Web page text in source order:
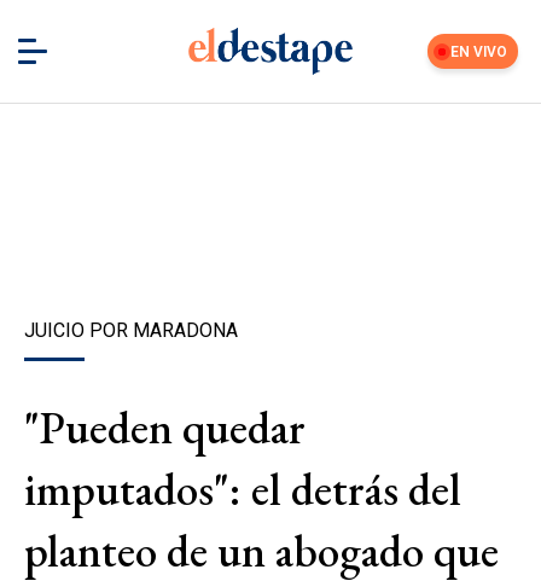
EN VIVO
JUICIO POR MARADONA
"Pueden quedar
imputados": el detrás del
planteo de un abogado que